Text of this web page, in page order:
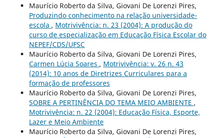
Maurício Roberto da Silva, Giovani De Lorenzi Pires,
Produzindo conhecimento na relação universidade-
escola , Motrivivência: n. 23 (2004): A produção do
curso de especialização em Educação Física Escolar do
NEPEF/CDS/UFSC
Maurício Roberto da Silva, Giovani De Lorenzi Pires,
Carmen Lúcia Soares , Motrivivência: v. 26 n. 43
(2014): 10 anos de Diretrizes Curriculares para a
formação de professores
Maurício Roberto da Silva, Giovani De Lorenzi Pires,
SOBRE A PERTINÊNCIA DO TEMA MEIO AMBIENTE ,
Motrivivência: n. 22 (2004): Educação Física, Esporte,
Lazer e Meio Ambiente
Maurício Roberto da Silva, Giovani De Lorenzi Pires,